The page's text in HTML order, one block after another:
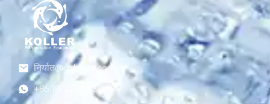
निर्यात@gzkoller.com
+86 181 2236 8318